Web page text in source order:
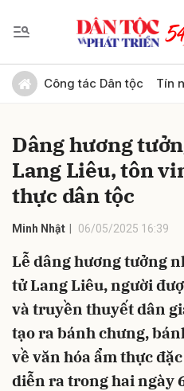
Công tác Dân tộc Tín
Dâng hương
Lang Liêu, tôn
thực dân tộc
Minh Nhật 06/05/2025 16:39
Lễ dâng hương tưởng
tử Lang Liêu, người
và truyền thuyết dân
tạo ra bánh chưng,
về văn hóa ẩm thực
diễn ra trong hai ngày
Gửi bình luận